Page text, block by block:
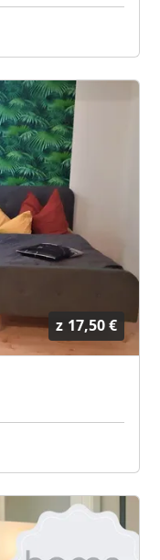
z 17,50 €